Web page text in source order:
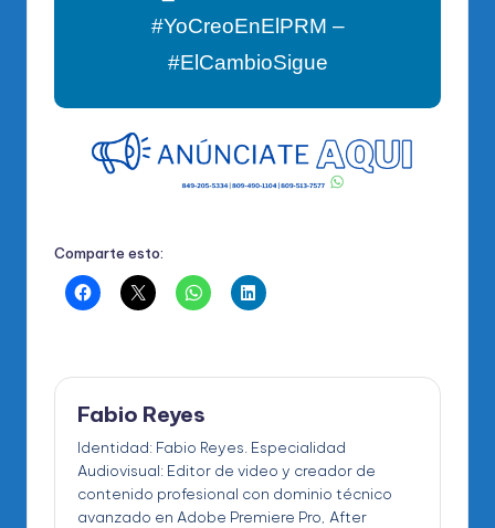
#YoCreoEnElPRM –
#ElCambioSigue
Comparte esto:
Fabio Reyes
Identidad: Fabio Reyes. Especialidad
Audiovisual: Editor de video y creador de
contenido profesional con dominio técnico
avanzado en Adobe Premiere Pro, After